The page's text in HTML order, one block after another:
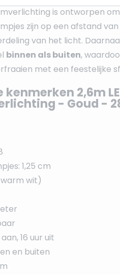
is ontworpen
zijn op een afstand
van het licht.
binnen als buiten,
met een feestelijke
2,6m
- Goud -
1,25 cm
wit)
16 uur uit
en buiten